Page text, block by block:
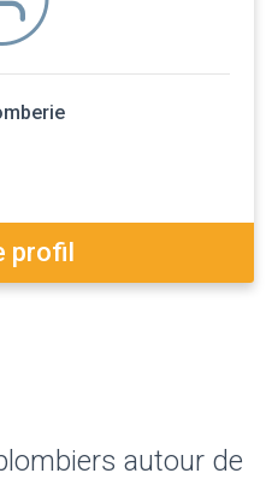
profil
autour de